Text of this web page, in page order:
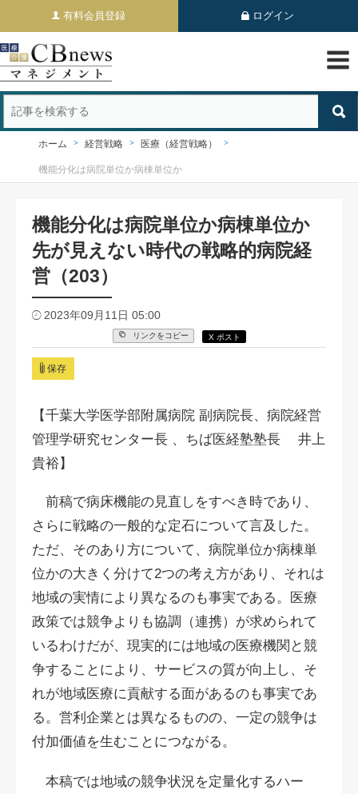
有料会員登録 ログイン
ホーム 経営戦略 医療（経営戦略）
機能分化は病院単位か病棟単位か
機能分化は病院単位か病棟単位か
先が見えない時代の戦略的病院経
営（203）
2023年09月11日 05:00
リンクをコピー X ポスト
保存
【千葉大学医学部附属病院 副病院長、病院経営
管理学研究センター長 、ちば医経塾塾長 井上
貴裕】
前稿で病床機能の見直しをすべき時であり、
さらに戦略の一般的な定石について言及した。
ただ、そのあり方について、病院単位か病棟単
位かの大きく分けて2つの考え方があり、それは
地域の実情により異なるのも事実である。医療
政策では競争よりも協調（連携）が求められて
いるわけだが、現実的には地域の医療機関と競
争することにより、サービスの質が向上し、そ
れが地域医療に貢献する面があるのも事実であ
る。営利企業とは異なるものの、一定の競争は
付加価値を生むことにつながる。
本稿では地域の競争状況を定量化するハー